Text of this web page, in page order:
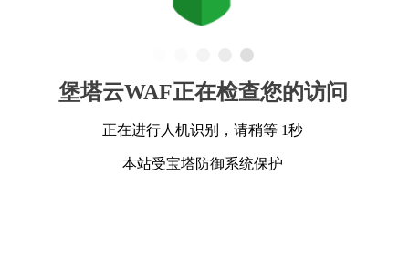
堡塔云WAF正在检查您的访问
正在进行人机识别，请稍等 1秒
本站受宝塔防御系统保护